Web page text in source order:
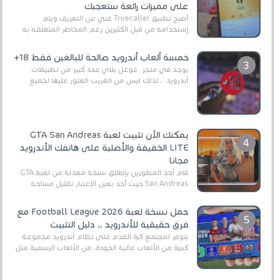
على مميزات رائعة ستعجبك
أصبح تطبيق Truecaller غني عن التعريف ويتم
إستخدامه من قبل الكثيرين رغم المخاطر المتعلقه به
خمسة ألعاب أندرويد صالحة للبالغين فقط 18+
يوجد في متجر غوغل بلاي عدد كبير من تطبيقات
أندرويد ، لذلك ليس من الغريب العثور عليها لجميع
يمكنك الآن تثبيت لعبة GTA San Andreas
LITE الخفيفة والأصلية على هاتفك الأندرويد
مجانا
قام أحد المطورين بإطلاق نسخة معدلة من لعبة GTA
San Andreas حيث أخد بعين الإعتبار تقليل مساحة
حمل نسخة لعبة Football League 2026 مع
فرق حقيقية للأندرويد .. دليل التثبيت
يتوفر لمجتمع كرة القدم على نظام أندرويد مجموعة
كبيرة من الألعاب عالية الجودة. من الألعاب الرسمية مثل